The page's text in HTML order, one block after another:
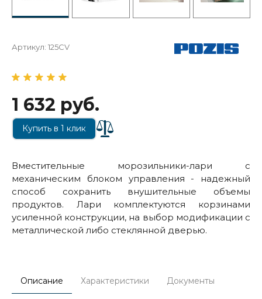
Артикул: 125CV
1 632 руб.
Купить в 1 клик
Вместительные морозильники-лари с
механическим блоком управления - надежный
способ сохранить внушительные объемы
продуктов. Лари комплектуются корзинами
усиленной конструкции, на выбор модификации с
металлической либо стеклянной дверью.
Описание Характеристики Документы